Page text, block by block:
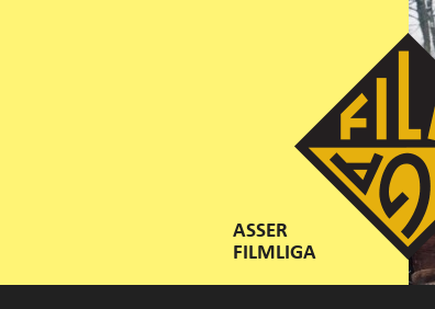
ASSER
FILMLIGA